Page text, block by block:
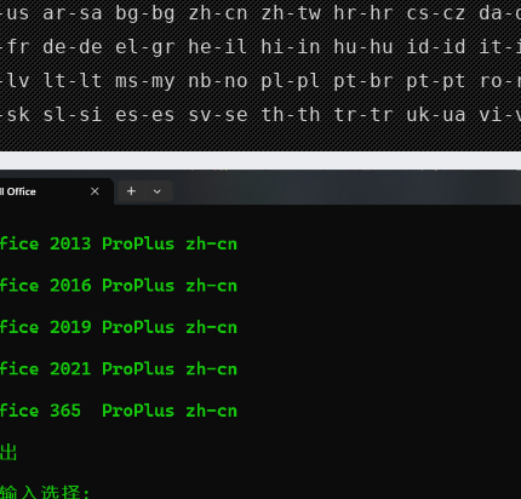
us ar-sa bg-bg zh-cn zh-tw hr-hr cs-cz
de-de el-gr he-il hi-in hu-hu id-id it-
lt-lt ms-my nb-no pl-pl pt-br pt-pt
sk sl-si es-es sv-se th-th tr-tr uk-ua vi-